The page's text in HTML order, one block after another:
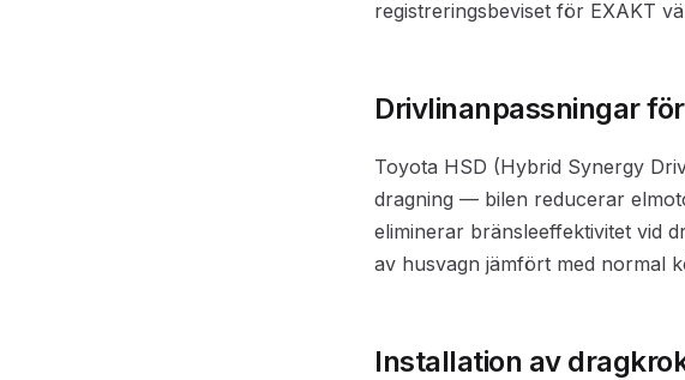
registreringsbeviset för EXAKT
Drivlinanpassningar
Toyota HSD (Hybrid Synergy
dragning — bilen reducerar
eliminerar bränsleeffektivitet vid
av husvagn jämfört med normal
Installation av